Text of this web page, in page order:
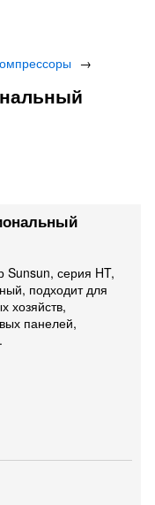
→
серия HT,
подходит для
хозяйств,
панелей,